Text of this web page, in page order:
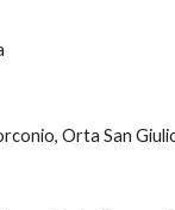
Orta San